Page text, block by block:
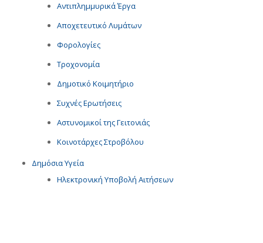
Αντιπλημμυρικά Έργα
Αποχετευτικό Λυμάτων
Φορολογίες
Τροχονομία
Δημοτικό Κοιμητήριο
Συχνές Ερωτήσεις
Αστυνομικοί της Γειτονιάς
Κοινοτάρχες Στροβόλου
Δημόσια Υγεία
Ηλεκτρονική Υποβολή Αιτήσεων